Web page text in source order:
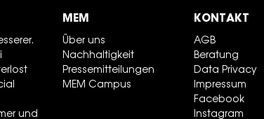
und
MEM
Über uns
Nachhaltigkeit
Pressemitteilungen
MEM Campus
KONTAKT
AGB
Beratung
Data Privacy
Impressum
Facebook
Instagram